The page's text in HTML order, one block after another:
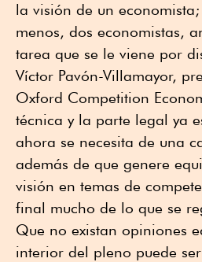
la visión de un
menos, dos economistas,
tarea que se le viene por
Víctor Pavón-Villamayor,
Oxford Competition
técnica y la parte legal ya
ahora se necesita de una
además de que genere
visión en temas de
final mucho de lo que se
Que no existan opiniones
interior del pleno puede